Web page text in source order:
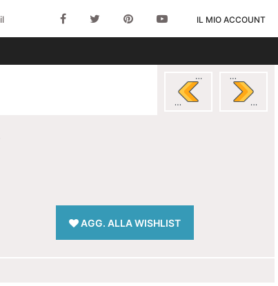
IL MIO ACCOUNT
AGG. ALLA WISHLIST